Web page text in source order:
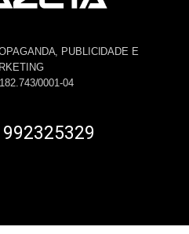
PUBLICIDADE E
0001-04